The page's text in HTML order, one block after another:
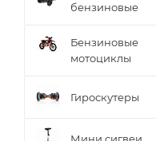
бензиновые
Бензиновые
мотоциклы
Гироскутеры